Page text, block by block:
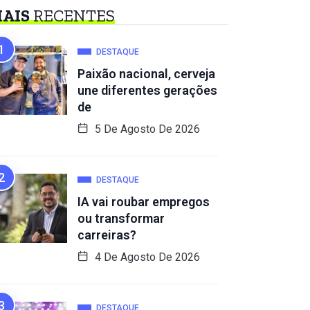
RECENTES
DESTAQUE
Paixão nacional, cerveja
une diferentes gerações
de
5 De Agosto De 2026
DESTAQUE
IA vai roubar empregos
ou transformar
carreiras?
4 De Agosto De 2026
DESTAQUE